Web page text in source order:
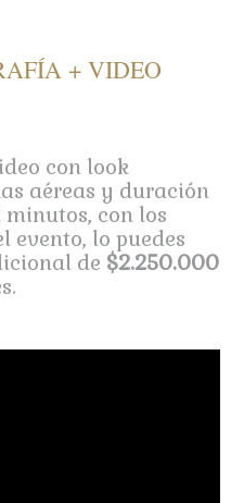
+ VIDEO
con look
aéreas y duración
con los
evento, lo puedes
de $2.250.000